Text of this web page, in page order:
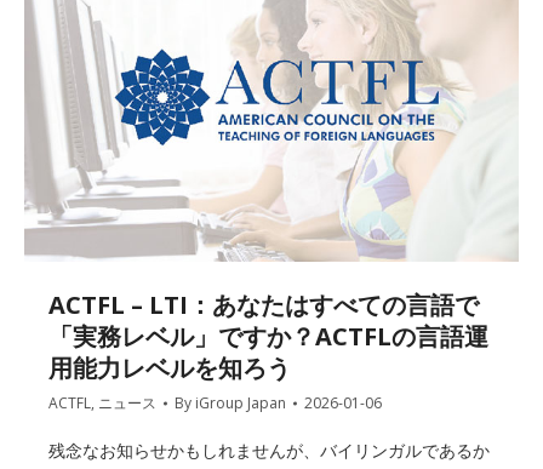
ACTFL – LTI：あなたはすべての言語で
「実務レベル」ですか？ACTFLの言語運
用能力レベルを知ろう
ACTFL, ニュース By iGroup Japan 2026-01-06
残念なお知らせかもしれませんが、バイリンガルであるか